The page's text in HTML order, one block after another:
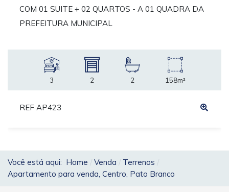
COM 01 SUITE + 02 QUARTOS - A 01 QUADRA DA
PREFEITURA MUNICIPAL
3 2 2 158m²
REF AP423
Você está aqui: Home Venda
Terrenos
Apartamento para venda, Centro, Pato Branco